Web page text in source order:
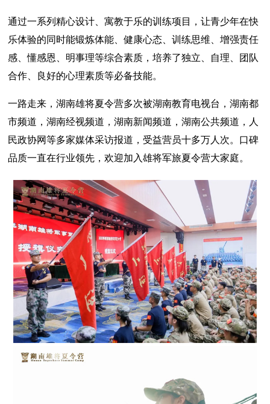
通过一系列精心设计、寓教于乐的训练项目，让青少年在快
乐体验的同时能锻炼体能、健康心态、训练思维、增强责任
感、懂感恩、明事理等综合素质，培养了独立、自理、团队
合作、良好的心理素质等必备技能。
一路走来，湖南雄将夏令营多次被湖南教育电视台，湖南都
市频道，湖南经视频道，湖南新闻频道，湖南公共频道，人
民政协网等多家媒体采访报道，受益营员十多万人次。口碑
品质一直在行业领先，欢迎加入雄将军旅夏令营大家庭。